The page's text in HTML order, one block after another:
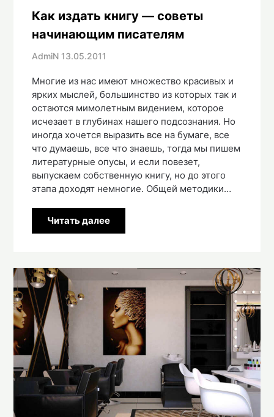
Как издать книгу — советы
начинающим писателям
AdmiN 13.05.2011
Многие из нас имеют множество красивых и
ярких мыслей, большинство из которых так и
остаются мимолетным видением, которое
исчезает в глубинах нашего подсознания. Но
иногда хочется выразить все на бумаге, все
что думаешь, все что знаешь, тогда мы пишем
литературные опусы, и если повезет,
выпускаем собственную книгу, но до этого
этапа доходят немногие. Общей методики…
Читать далее